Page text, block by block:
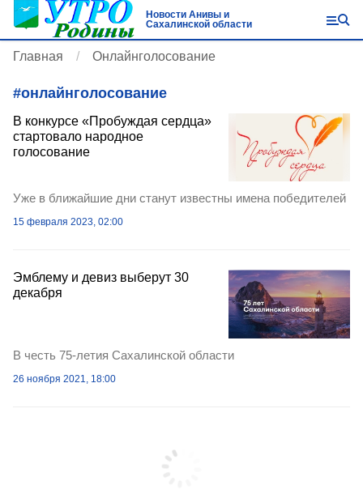
Новости Анивы и
Сахалинской области
Главная Онлайнголосование
#онлайнголосование
В конкурсе «Пробуждая сердца»
стартовало народное
голосование
Уже в ближайшие дни станут известны имена победителей
15 февраля 2023, 02:00
Эмблему и девиз выберут 30
декабря
В честь 75-летия Сахалинской области
26 ноября 2021, 18:00